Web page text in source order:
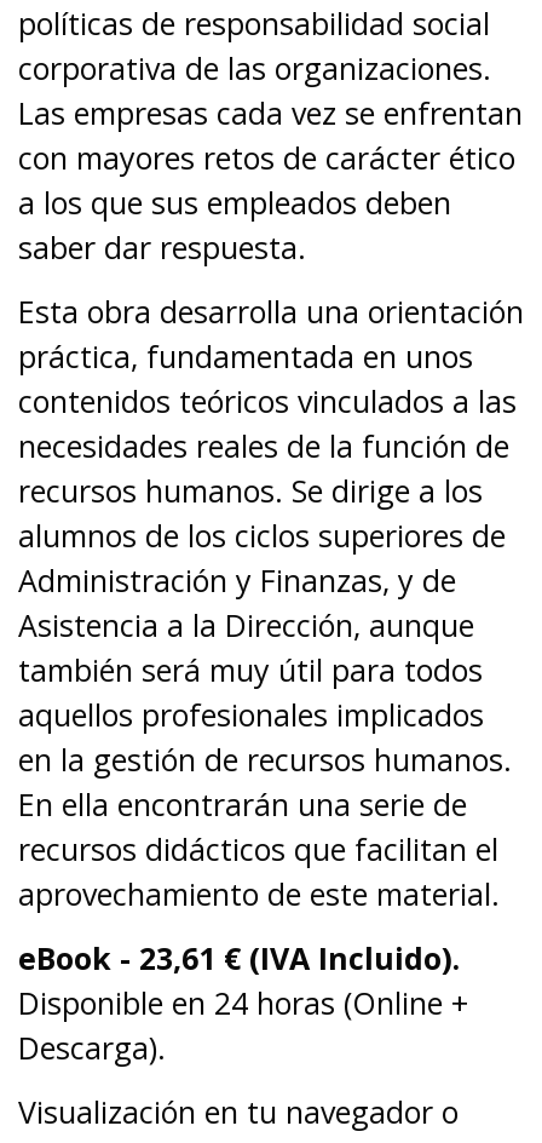
políticas de responsabilidad social
corporativa de las organizaciones.
Las empresas cada vez se enfrentan
con mayores retos de carácter ético
a los que sus empleados deben
saber dar respuesta.
Esta obra desarrolla una orientación
práctica, fundamentada en unos
contenidos teóricos vinculados a las
necesidades reales de la función de
recursos humanos. Se dirige a los
alumnos de los ciclos superiores de
Administración y Finanzas, y de
Asistencia a la Dirección, aunque
también será muy útil para todos
aquellos profesionales implicados
en la gestión de recursos humanos.
En ella encontrarán una serie de
recursos didácticos que facilitan el
aprovechamiento de este material.
eBook - 23,61 € (IVA Incluido).
Disponible en 24 horas (Online +
Descarga).
Visualización en tu navegador o